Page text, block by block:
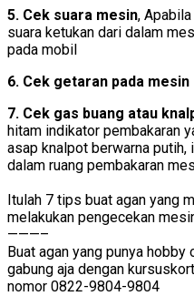
5. Cek suara mesin,
suara ketukan dari dalam
pada mobil
6. Cek getaran pada mesin
7. Cek gas buang atau
hitam indikator pembakaran
asap knalpot berwarna
dalam ruang pembakaran
Itulah 7 tips buat agan yang
melakukan pengecekan
———–
Buat agan yang punya
gabung aja dengan
nomor 0822-9804-9804